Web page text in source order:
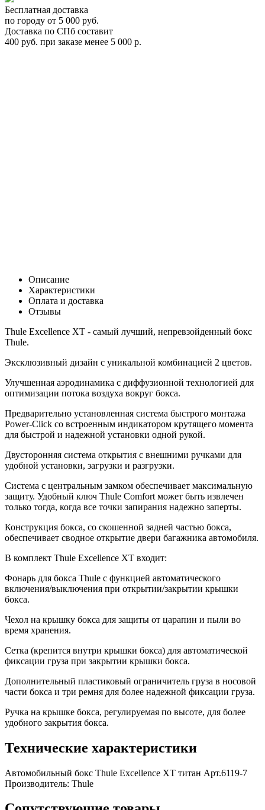
Бесплатная доставка
по городу от 5 000 руб.
Доставка по СПб составит
400 руб. при заказе менее 5 000 р.
Описание
Характеристики
Оплата и доставка
Отзывы
Thule Excellence XT - самый лучший, непревзойденный бокс
Thule.
Эксклюзивный дизайн с уникальной комбинацией 2 цветов.
Улучшенная аэродинамика с диффузионной технологией для
оптимизации потока воздуха вокруг бокса.
Предварительно установленная система быстрого монтажа
Power-Click со встроенным индикатором крутящего момента
для быстрой и надежной установки одной рукой.
Двусторонняя система открытия с внешними ручками для
удобной установки, загрузки и разгрузки.
Система с центральным замком обеспечивает максимальную
защиту. Удобный ключ Thule Comfort может быть извлечен
только тогда, когда все точки запирания надежно заперты.
Конструкция бокса, со скошенной задней частью бокса,
обеспечивает сводное открытие двери багажника автомобиля.
В комплект Thule Excellence XT входит:
Фонарь для бокса Thule с функцией автоматического
включения/выключения при открытии/закрытии крышки
бокса.
Чехол на крышку бокса для защиты от царапин и пыли во
время хранения.
Сетка (крепится внутри крышки бокса) для автоматической
фиксации груза при закрытии крышки бокса.
Дополнительный пластиковый ограничитель груза в носовой
части бокса и три ремня для более надежной фиксации груза.
Ручка на крышке бокса, регулируемая по высоте, для более
удобного закрытия бокса.
Технические характеристики
Автомобильный бокс Thule Excellence XT титан Арт.6119-7
Производитель: Thule